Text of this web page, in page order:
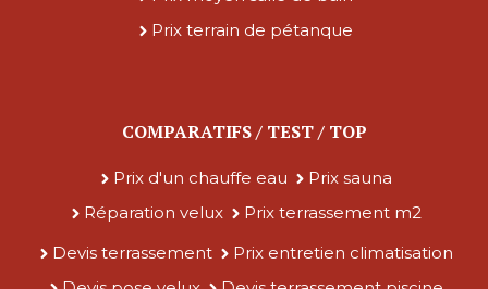
Prix terrain de pétanque
COMPARATIFS / TEST / TOP
Prix d'un chauffe eau
Prix sauna
Réparation velux
Prix terrassement m2
Devis terrassement
Prix entretien climatisation